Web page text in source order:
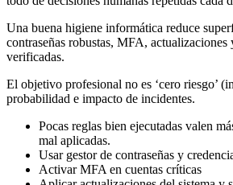
Una buena higiene informática reduce
contraseñas robustas, MFA, actualizaciones
verificadas.
El objetivo profesional no es ‘cero riesgo’
probabilidad e impacto de incidentes.
Pocas reglas bien ejecutadas valen
mal aplicadas.
Usar gestor de contraseñas y
Activar MFA en cuentas críticas